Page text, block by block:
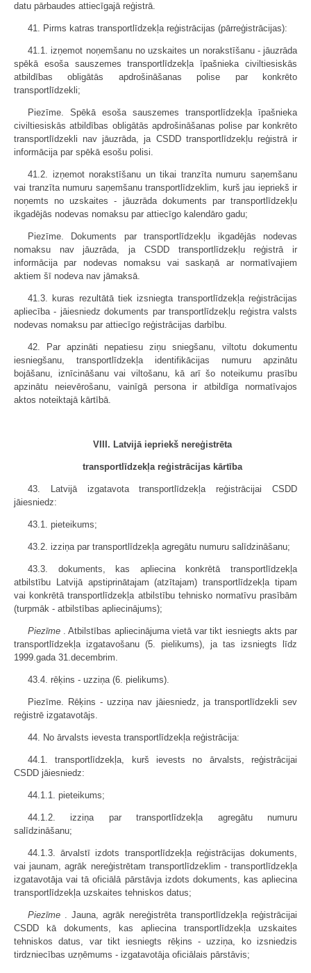
datu pārbaudes attiecīgajā reģistrā.
41. Pirms katras transportlīdzekļa reģistrācijas (pārreģistrācijas):
41.1. izņemot noņemšanu no uzskaites un norakstīšanu - jāuzrāda
spēkā esoša sauszemes transportlīdzekļa īpašnieka civiltiesiskās
atbildības obligātās apdrošināšanas polise par konkrēto
transportlīdzekli;
Piezīme. Spēkā esoša sauszemes transportlīdzekļa īpašnieka
civiltiesiskās atbildības obligātās apdrošināšanas polise par konkrēto
transportlīdzekli nav jāuzrāda, ja CSDD transportlīdzekļu reģistrā ir
informācija par spēkā esošu polisi.
41.2. izņemot norakstīšanu un tikai tranzīta numuru saņemšanu
vai tranzīta numuru saņemšanu transportlīdzeklim, kurš jau iepriekš ir
noņemts no uzskaites - jāuzrāda dokuments par transportlīdzekļu
ikgadējās nodevas nomaksu par attiecīgo kalendāro gadu;
Piezīme. Dokuments par transportlīdzekļu ikgadējās nodevas
nomaksu nav jāuzrāda, ja CSDD transportlīdzekļu reģistrā ir
informācija par nodevas nomaksu vai saskaņā ar normatīvajiem
aktiem šī nodeva nav jāmaksā.
41.3. kuras rezultātā tiek izsniegta transportlīdzekļa reģistrācijas
apliecība - jāiesniedz dokuments par transportlīdzekļu reģistra valsts
nodevas nomaksu par attiecīgo reģistrācijas darbību.
42. Par apzināti nepatiesu ziņu sniegšanu, viltotu dokumentu
iesniegšanu, transportlīdzekļa identifikācijas numuru apzinātu
bojāšanu, iznīcināšanu vai viltošanu, kā arī šo noteikumu prasību
apzinātu neievērošanu, vainīgā persona ir atbildīga normatīvajos
aktos noteiktajā kārtībā.
VIII. Latvijā iepriekš nereģistrēta
transportlīdzekļa reģistrācijas kārtība
43. Latvijā izgatavota transportlīdzekļa reģistrācijai CSDD
jāiesniedz:
43.1. pieteikums;
43.2. izziņa par transportlīdzekļa agregātu numuru salīdzināšanu;
43.3. dokuments, kas apliecina konkrētā transportlīdzekļa
atbilstību Latvijā apstiprinātajam (atzītajam) transportlīdzekļa tipam
vai konkrētā transportlīdzekļa atbilstību tehnisko normatīvu prasībām
(turpmāk - atbilstības apliecinājums);
Piezīme . Atbilstības apliecinājuma vietā var tikt iesniegts akts par
transportlīdzekļa izgatavošanu (5. pielikums), ja tas izsniegts līdz
1999.gada 31.decembrim.
43.4. rēķins - uzziņa (6. pielikums).
Piezīme. Rēķins - uzziņa nav jāiesniedz, ja transportlīdzekli sev
reģistrē izgatavotājs.
44. No ārvalsts ievesta transportlīdzekļa reģistrācija:
44.1. transportlīdzekļa, kurš ievests no ārvalsts, reģistrācijai
CSDD jāiesniedz:
44.1.1. pieteikums;
44.1.2. izziņa par transportlīdzekļa agregātu numuru
salīdzināšanu;
44.1.3. ārvalstī izdots transportlīdzekļa reģistrācijas dokuments,
vai jaunam, agrāk nereģistrētam transportlīdzeklim - transportlīdzekļa
izgatavotāja vai tā oficiālā pārstāvja izdots dokuments, kas apliecina
transportlīdzekļa uzskaites tehniskos datus;
Piezīme . Jauna, agrāk nereģistrēta transportlīdzekļa reģistrācijai
CSDD kā dokuments, kas apliecina transportlīdzekļa uzskaites
tehniskos datus, var tikt iesniegts rēķins - uzziņa, ko izsniedzis
tirdzniecības uzņēmums - izgatavotāja oficiālais pārstāvis;